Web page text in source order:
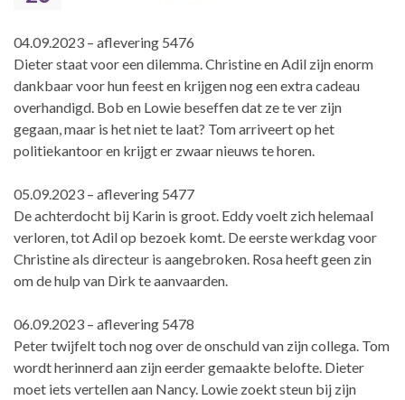
04.09.2023 – aflevering 5476
Dieter staat voor een dilemma. Christine en Adil zijn enorm
dankbaar voor hun feest en krijgen nog een extra cadeau
overhandigd. Bob en Lowie beseffen dat ze te ver zijn
gegaan, maar is het niet te laat? Tom arriveert op het
politiekantoor en krijgt er zwaar nieuws te horen.
05.09.2023 – aflevering 5477
De achterdocht bij Karin is groot. Eddy voelt zich helemaal
verloren, tot Adil op bezoek komt. De eerste werkdag voor
Christine als directeur is aangebroken. Rosa heeft geen zin
om de hulp van Dirk te aanvaarden.
06.09.2023 – aflevering 5478
Peter twijfelt toch nog over de onschuld van zijn collega. Tom
wordt herinnerd aan zijn eerder gemaakte belofte. Dieter
moet iets vertellen aan Nancy. Lowie zoekt steun bij zijn